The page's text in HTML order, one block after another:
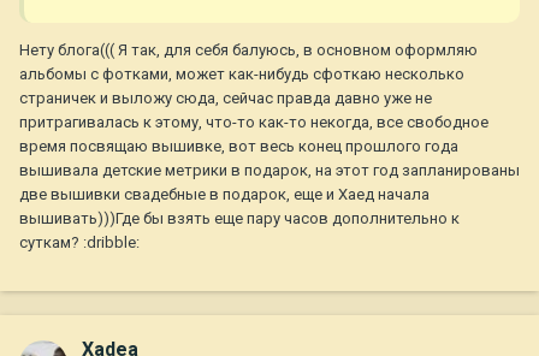
Нету блога((( Я так, для себя балуюсь, в основном оформляю
альбомы с фотками, может как-нибудь сфоткаю несколько
страничек и выложу сюда, сейчас правда давно уже не
притрагивалась к этому, что-то как-то некогда, все свободное
время посвящаю вышивке, вот весь конец прошлого года
вышивала детские метрики в подарок, на этот год запланированы
две вышивки свадебные в подарок, еще и Хаед начала
вышивать)))Где бы взять еще пару часов дополнительно к
суткам? :dribble:
Xadea